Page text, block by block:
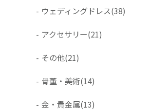
- ウェディングドレス(38)
- アクセサリー(21)
- その他(21)
- 骨董・美術(14)
- 金・貴金属(13)